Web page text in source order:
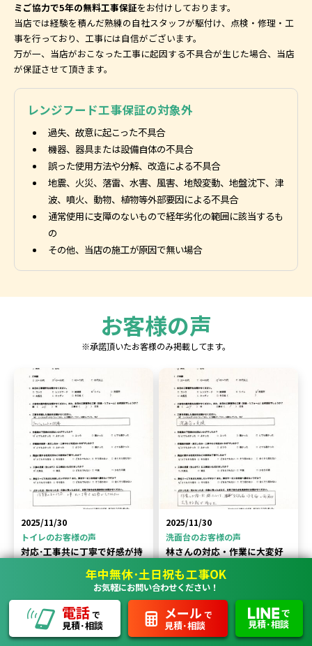
ミご協力で5年の無料工事保証をお付けしております。
当店では経験を積んだ熟練の自社スタッフが駆付け、点検・修理・工
事を行っており、工事には自信がございます。
万が一、当店がおこなった工事に起因する不具合が生じた場合、当店
が保証させて頂きます。
レンジフード工事保証の対象外
過失、故意に起こった不具合
機器、器具または設備自体の不具合
誤った使用方法や分解、改造による不具合
地震、火災、落雷、水害、風害、地殻変動、地盤沈下、津
波、噴火、動物、植物等外部要因による不具合
通常使用に支障のないもので経年劣化の範囲に該当するも
の
その他、当店の施工が原因で無い場合
お客様の声
※承諾頂いたお客様のみ掲載してます。
2025/11/30
トイレのお客様の声
対応･工事共に丁寧で好感が持
2025/11/30
洗面台のお客様の声
林さんの対応・作業に大変好
感が持てた
埼玉県川口市 A様
年中無休･土日祝も工事OK
お気軽にお問い合わせください！
電話で
見積･相談
メール で
見積･相談
で
見積･相談